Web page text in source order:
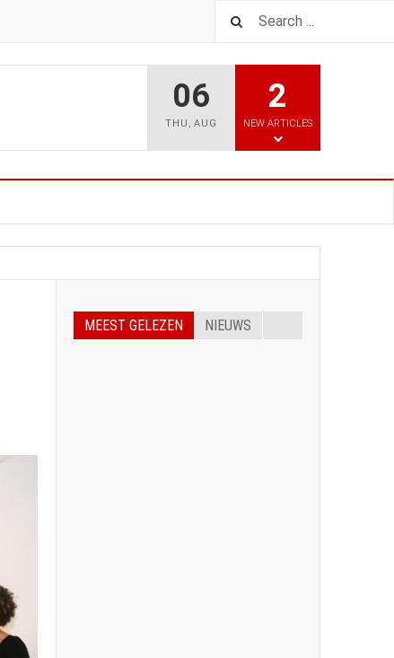
06
THU , AUG
2
NEW ARTICLES
MEEST GELEZEN NIEUWS